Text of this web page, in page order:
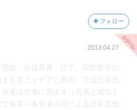
フォロー
2013.04.27
想』岩波新書、読了。西欧哲学の
る美とイデアと政治。では日本思
者は空海に見出す（風雅と成仏と
名高い美学者の手による日本思想